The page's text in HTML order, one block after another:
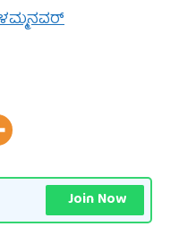
Join Now